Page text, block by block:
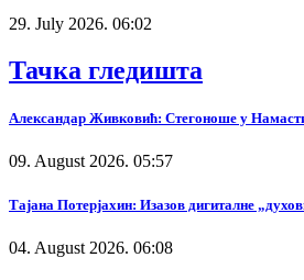
29. July 2026. 06:02
Тачка гледишта
Александар Живковић: Стегоноше у
09. August 2026. 05:57
Тајана Потерјахин: Изазов дигиталне
04. August 2026. 06:08